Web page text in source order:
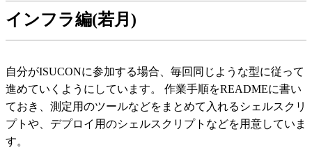
インフラ編(若月)
自分がISUCONに参加する場合、毎回同じような型に従って
進めていくようにしています。 作業手順をREADMEに書い
ておき、測定用のツールなどをまとめて入れるシェルスクリ
プトや、デプロイ用のシェルスクリプトなどを用意していま
す。